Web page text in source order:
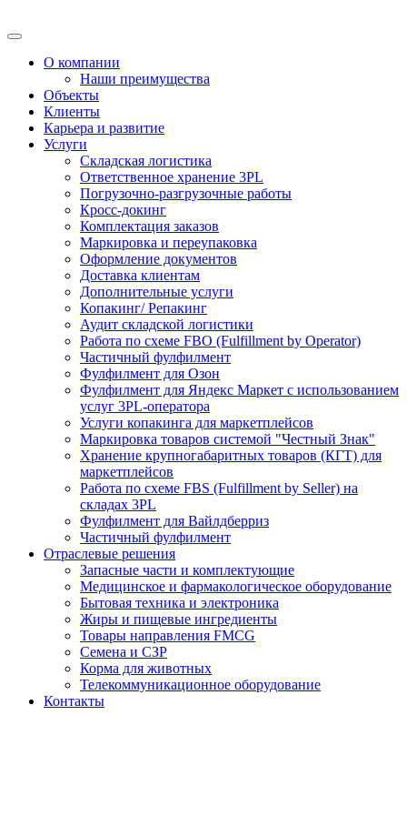
О компании
Наши преимущества
Объекты
Клиенты
Карьера и развитие
Услуги
Складская логистика
Ответственное хранение 3PL
Погрузочно-разгрузочные работы
Кросс-докинг
Комплектация заказов
Маркировка и переупаковка
Оформление документов
Доставка клиентам
Дополнительные услуги
Копакинг/ Репакинг
Аудит складской логистики
Работа по схеме FBO (Fulfillment by Operator)
Частичный фулфилмент
Фулфилмент для Озон
Фулфилмент для Яндекс Маркет с использованием
услуг 3PL-оператора
Услуги копакинга для маркетплейсов
Маркировка товаров системой "Честный Знак"
Хранение крупногабаритных товаров (КГТ) для
маркетплейсов
Работа по схеме FBS (Fulfillment by Seller) на
складах 3PL
Фулфилмент для Вайлдберриз
Частичный фулфилмент
Отраслевые решения
Запасные части и комплектующие
Медицинское и фармакологическое оборудование
Бытовая техника и электроника
Жиры и пищевые ингредиенты
Товары направления FMCG
Семена и СЗР
Корма для животных
Телекоммуникационное оборудование
Контакты